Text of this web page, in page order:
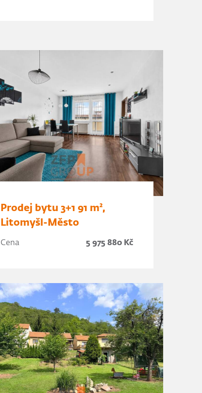
Prodej bytu 3+1 91 m²,
Litomyšl-Město
Cena 5 975 880 Kč